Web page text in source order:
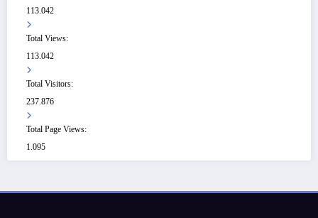
113.042
Total Views:
113.042
Total Visitors:
237.876
Total Page Views:
1.095